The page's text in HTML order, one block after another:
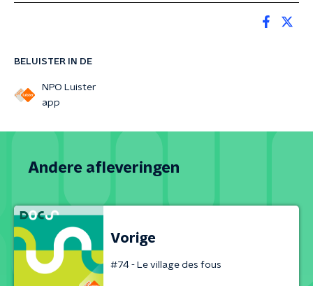
BELUISTER IN DE
NPO Luister
app
Andere afleveringen
Vorige
#74 - Le village des fous